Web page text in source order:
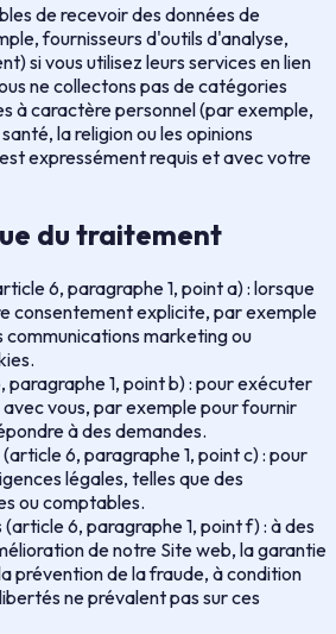
de recevoir des données de
fournisseurs d'outils d'analyse,
si vous utilisez leurs services en lien
ne collectons pas de catégories
à caractère personnel (par exemple,
la religion ou les opinions
expressément requis et avec votre
du traitement
6, paragraphe 1, point a) : lorsque
consentement explicite, par exemple
communications marketing ou
1, point b) : pour exécuter
vous, par exemple pour fournir
à des demandes.
6, paragraphe 1, point c) : pour
légales, telles que des
ou comptables.
6, paragraphe 1, point f) : à des
de notre Site web, la garantie
prévention de la fraude, à condition
ne prévalent pas sur ces